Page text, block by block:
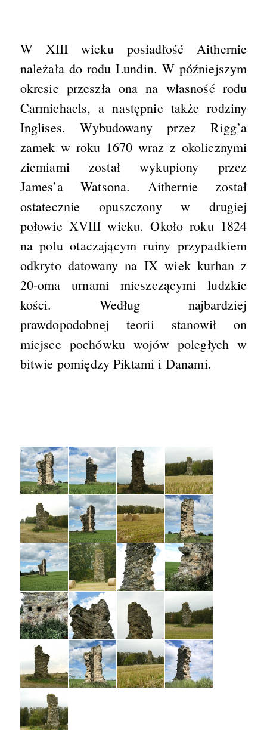
W XIII wieku posiadłość Aithernie
należała do rodu Lundin. W późniejszym
okresie przeszła ona na własność rodu
Carmichaels, a następnie także rodziny
Inglises. Wybudowany przez Rigg’a
zamek w roku 1670 wraz z okolicznymi
ziemiami został wykupiony przez
James’a Watsona. Aithernie został
ostatecznie opuszczony w drugiej
połowie XVIII wieku. Około roku 1824
na polu otaczającym ruiny przypadkiem
odkryto datowany na IX wiek kurhan z
20-oma urnami mieszczącymi ludzkie
kości. Według najbardziej
prawdopodobnej teorii stanowił on
miejsce pochówku wojów poległych w
bitwie pomiędzy Piktami i Danami.